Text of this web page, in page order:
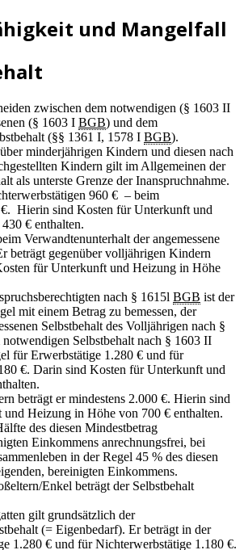
und Mangelfall
zwischen dem notwendigen (§ 1603 II
(§ 1603 I BGB) und dem
(§§ 1361 I, 1578 I BGB).
minderjährigen Kindern und diesen nach
Kindern gilt im Allgemeinen der
als unterste Grenze der Inanspruchnahme.
960 € – beim
Hierin sind Kosten für Unterkunft und
€ enthalten.
Verwandtenunterhalt der angemessene
beträgt gegenüber volljährigen Kindern
für Unterkunft und Heizung in Höhe
nach § 1615l BGB ist der
mit einem Betrag zu bemessen, der
Selbstbehalt des Volljährigen nach §
notwendigen Selbstbehalt nach § 1603 II
für Erwerbstätige 1.280 € und für
€. Darin sind Kosten für Unterkunft und
beträgt er mindestens 2.000 €. Hierin sind
Heizung in Höhe von 700 € enthalten.
des diesen Mindestbetrag
Einkommens anrechnungsfrei, bei
in der Regel 45 % des diesen
bereinigten Einkommens.
Enkel beträgt der Selbstbehalt
gilt grundsätzlich der
(= Eigenbedarf). Er beträgt in der
1.280 € und für Nichterwerbstätige 1.180 €.